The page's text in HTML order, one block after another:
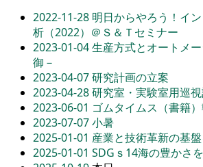
2022-11-28 明日からやろう！イ
析（2022）＠Ｓ＆Ｔセミナー
2023-01-04生産方式とオートメ
御－
2023-04-07研究計画の立案
2023-04-28研究室・実験室用巡
2023-06-01 ゴムタイムス（書籍
2023-07-07小暑
2025-01-01 産業と技術革新の基
2025-01-01 SDGｓ14海の豊かさ